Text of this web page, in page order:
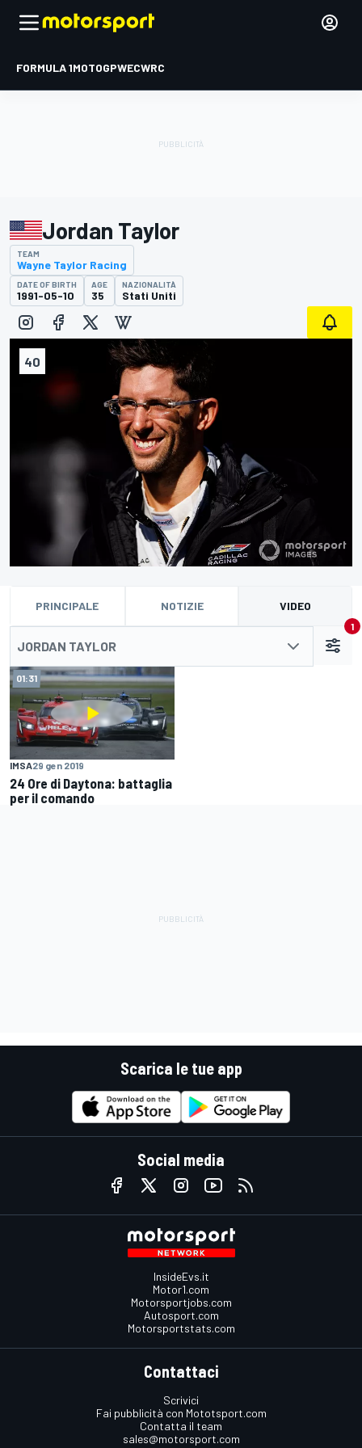
FORMULA 1MOTOGPWECWRC
40
Jordan Taylor
TEAM
Wayne Taylor Racing
DATE OF BIRTH
1991-05-10
AGE
35
NAZIONALITÀ
Stati Uniti
PRINCIPALE NOTIZIE VIDEO
JORDAN TAYLOR
1
01:31
IMSA29 gen 2019
24 Ore di Daytona: battaglia
per il comando
Scarica le tue app
Social media
InsideEvs.it
Motor1.com
Motorsportjobs.com
Autosport.com
Motorsportstats.com
Contattaci
Scrivici
Fai pubblicità con Mototsport.com
Contatta il team
sales@motorsport.com